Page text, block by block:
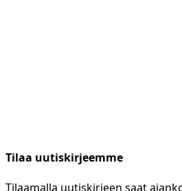
Tilaa uutiskirjeemme
Tilaamalla uutiskirjeen saat